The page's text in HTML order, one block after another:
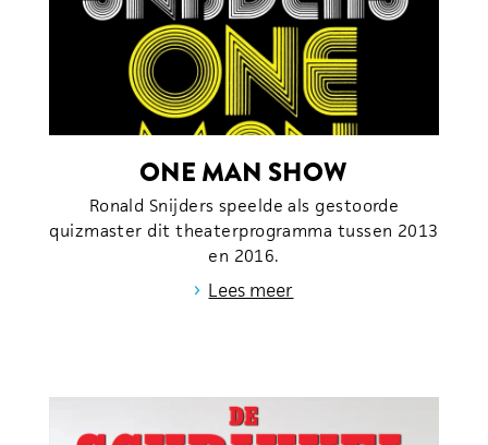
ONE MAN SHOW
Ronald Snijders speelde als gestoorde
quizmaster dit theaterprogramma tussen 2013
en 2016.
› Lees meer